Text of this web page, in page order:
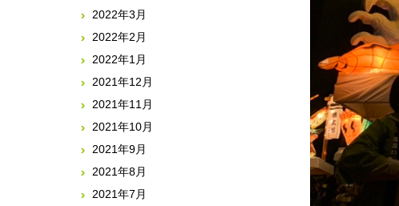
2022年3月
2022年2月
2022年1月
2021年12月
2021年11月
2021年10月
2021年9月
2021年8月
2021年7月